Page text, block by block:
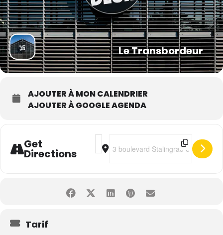
Le Transbordeur
AJOUTER À MON CALENDRIER
AJOUTER À GOOGLE AGENDA
Get
Directions
Address - Tokio Hotel • Beyond The
Destination Address - Tokio
Tarif